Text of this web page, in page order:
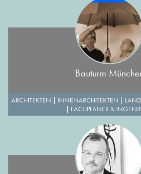
Bauturm
ARCHITEKTEN | INNENARCHITEKTEN |
| FACHPLANER &